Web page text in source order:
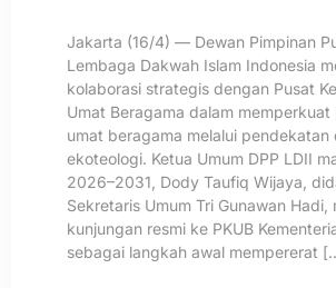
Jakarta (16/4) — Dewan Pimpinan
Lembaga Dakwah Islam Indonesia
kolaborasi strategis dengan Pusat
Umat Beragama dalam memperkuat
umat beragama melalui pendekatan
ekoteologi. Ketua Umum DPP LDII
2026–2031, Dody Taufiq Wijaya,
Sekretaris Umum Tri Gunawan Hadi,
kunjungan resmi ke PKUB
sebagai langkah awal mempererat